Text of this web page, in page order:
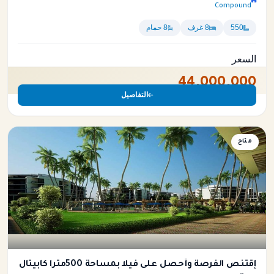
Compound
550 8 غرف 8 حمام
السعر
44,000,000
التفاصيل
فيلا
متاح
إقتنص الفرصة وأحصل على فيلا بمساحة 500متراً كابيتال